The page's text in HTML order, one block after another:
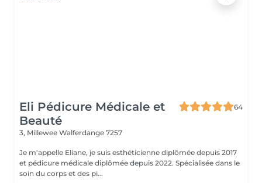
Eli Pédicure Médicale et
Beauté
64
3, Millewee Walferdange 7257
Je m'appelle Eliane, je suis esthéticienne diplômée depuis 2017
et pédicure médicale diplômée depuis 2022. Spécialisée dans le
soin du corps et des pi...